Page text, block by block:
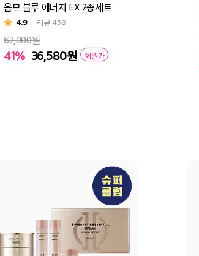
옴므 블루 에너지 EX 2종세트
4.9 리뷰 458
62,000원
41% 36,580원 회원가